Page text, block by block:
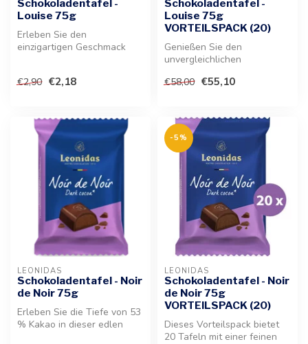
Schokoladentafel -
Louise 75g
Erleben Sie den
einzigartigen Geschmack
€2,90 €2,18
Schokoladentafel -
Louise 75g
VORTEILSPACK (20)
Genießen Sie den
unvergleichlichen
Milchschokolade mit eine...
€58,00 €55,10
LEONIDAS
Schokoladentafel - Noir
de Noir 75g
Erleben Sie die Tiefe von 53
% Kakao in dieser edlen
-5%
LEONIDAS
Schokoladentafel - Noir
de Noir 75g
VORTEILSPACK (20)
Dieses Vorteilspack bietet
20 Tafeln mit einer feinen